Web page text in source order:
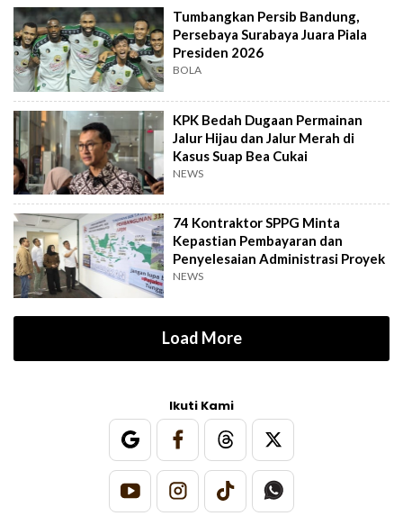
Tumbangkan Persib Bandung,
Persebaya Surabaya Juara Piala
Presiden 2026
BOLA
KPK Bedah Dugaan Permainan
Jalur Hijau dan Jalur Merah di
Kasus Suap Bea Cukai
NEWS
74 Kontraktor SPPG Minta
Kepastian Pembayaran dan
Penyelesaian Administrasi Proyek
NEWS
Load More
Ikuti Kami